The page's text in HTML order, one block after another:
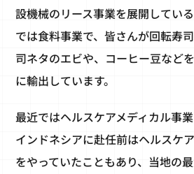
設機械のリース事業を展開してい
では食料事業で、皆さんが回転寿
司ネタのエビや、コーヒー豆など
に輸出しています。
最近ではヘルスケアメディカル事業
インドネシアに赴任前はヘルスケ
をやっていたこともあり、当地の